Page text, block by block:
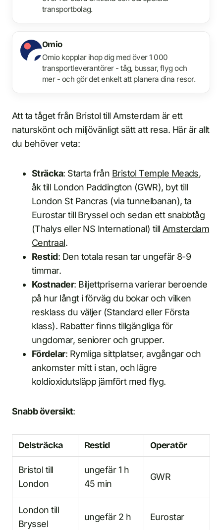
transportbolag.
Omio
Omio kopplar ihop dig med över 1 000
transportleverantörer - tåg, bussar, flyg och
mer - och gör det enkelt att planera dina resor.
Att ta tåget från Bristol till Amsterdam är ett
naturskönt och miljövänligt sätt att resa. Här är allt
du behöver veta:
Sträcka: Starta från Bristol Temple Meads,
åk till London Paddington (GWR), byt till
London St Pancras (via tunnelbanan), ta
Eurostar till Bryssel och sedan ett snabbtåg
(Thalys eller NS International) tillAmsterdam
Centraal.
Restid: Den totala resan tar ungefär 8-9
timmar.
Kostnader: Biljettpriserna varierar beroende
på hur långt i förväg du bokar och vilken
resklass du väljer (Standard eller Första
klass). Rabatter finns tillgängliga för
ungdomar, seniorer och grupper.
Fördelar: Rymliga sittplatser, avgångar och
ankomster mitt i stan, och lägre
koldioxidutsläpp jämfört med flyg.
Snabb översikt:
Delsträcka Restid Operatör
Bristol till
London
ungefär 1 h
45 min
GWR
London till
Bryssel
ungefär 2 h Eurostar